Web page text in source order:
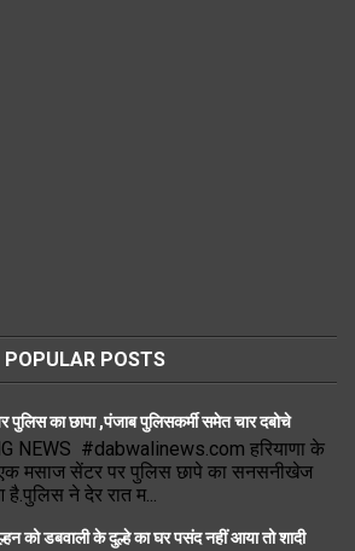
POPULAR POSTS
पुलिस का छापा ,पंजाब पुलिसकर्मी समेत चार दबोचे
NEWS #dabwalinews.com हरियाणा के
मसाज सेंटर पर पुलिस छापे का सनसनीखेज
ने देर रात म...
को डबवाली के दुल्हे का घर पसंद नहीं आया तो शादी